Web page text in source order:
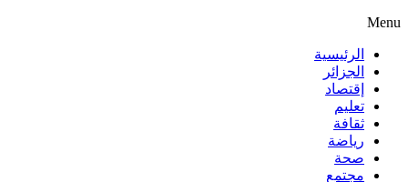
Menu
الرئيسية
الجزائر
إقتصاد
تعليم
ثقافة
رياضة
صحة
مجتمع